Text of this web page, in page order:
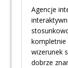
Agencje
kompletnie
wizerunek
dobrze